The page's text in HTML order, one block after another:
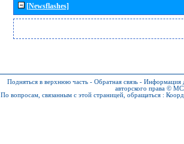
[Newsflashes]
Подняться в верхнюю часть - Обратная связь - Информация
авторского права ©
По вопросам, связанным с этой страницей, обращаться :